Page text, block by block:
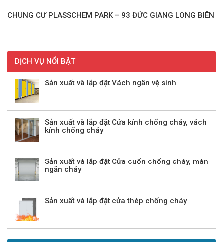
DỊCH VỤ NỔI BẬT
Sản xuất và lắp đặt Vách ngăn vệ sinh
Sản xuất và lắp đặt Cửa kính chống cháy, vách
kính chống cháy
Sản xuất và lắp đặt Cửa cuốn chống cháy, màn
ngăn cháy
Sản xuất và lắp đặt cửa thép chống cháy
CHUNG CƯ PLASSCHEM PARK – 93 ĐỨC GIANG LONG BIÊN